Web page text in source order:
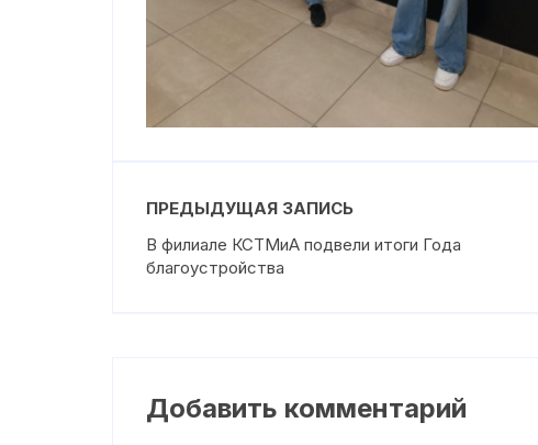
ПРЕДЫДУЩАЯ ЗАПИСЬ
В филиале КСТМиА подвели итоги Года
благоустройства
Добавить комментарий